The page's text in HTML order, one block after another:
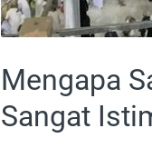
Mengapa
Sangat